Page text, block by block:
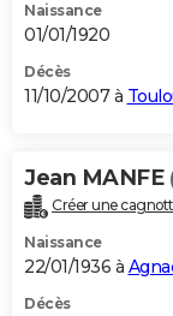
Naissance
01/01/1920
Décès
11/10/2007 à
Jean MANFE
Créer une
Naissance
22/01/1936 à
Décès